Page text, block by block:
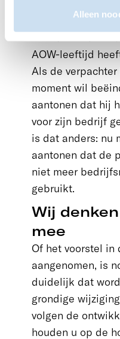
Alleen
verpachter iets
AOW-leeftijd
Als de
moment wil
aantonen dat hij
voor zijn bedrijf
is dat anders: nu
aantonen dat de
niet meer
gebruikt.
Wij
mee
Of het voorstel in
aangenomen, is
duidelijk dat
grondige
volgen de
houden u op de